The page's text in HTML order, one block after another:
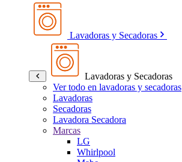
Lavadoras y Secadoras
Lavadoras y Secadoras
Ver todo en lavadoras y secadoras
Lavadoras
Secadoras
Lavadora Secadora
Marcas
LG
Whirlpool